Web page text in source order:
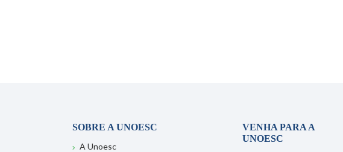
SOBRE A UNOESC
A Unoesc
VENHA PARA A
UNOESC